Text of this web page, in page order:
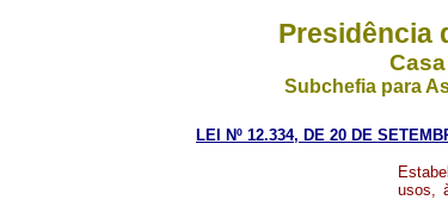
Presidência
Casa
Subchefia para
LEI Nº 12.334, DE 20 DE
usos,